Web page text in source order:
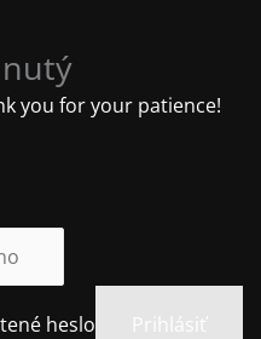
you for your patience!
heslo